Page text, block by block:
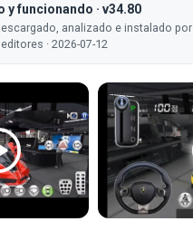
y funcionando · v34.80
analizado e instalado por
· 2026-07-12